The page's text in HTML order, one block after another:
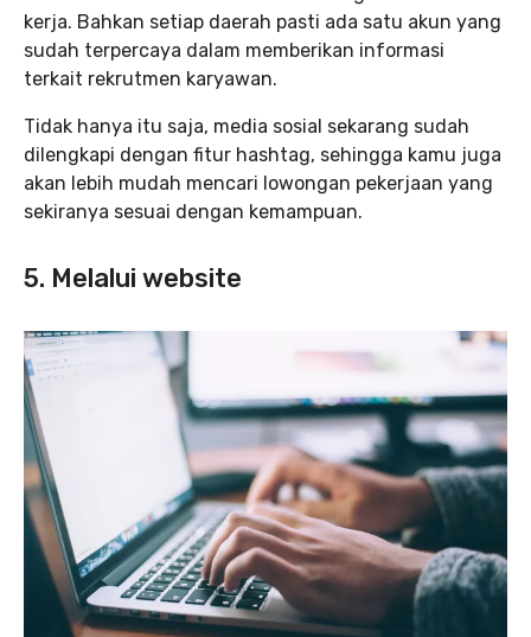
kerja. Bahkan setiap daerah pasti ada satu akun yang
sudah terpercaya dalam memberikan informasi
terkait rekrutmen karyawan.
Tidak hanya itu saja, media sosial sekarang sudah
dilengkapi dengan fitur hashtag, sehingga kamu juga
akan lebih mudah mencari lowongan pekerjaan yang
sekiranya sesuai dengan kemampuan.
5. Melalui website